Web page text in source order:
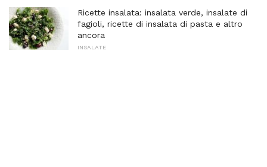
Ricette insalata: insalata verde, insalate di
fagioli, ricette di insalata di pasta e altro
ancora
INSALATE